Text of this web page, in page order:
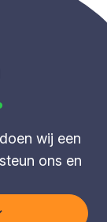
wij een
ons en